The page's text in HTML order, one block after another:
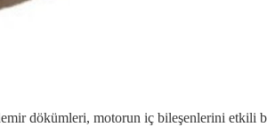
dökümleri, motorun iç bileşenlerini etkili